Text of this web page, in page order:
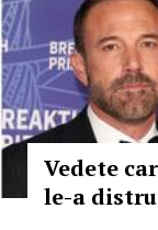
Vedete
le-a